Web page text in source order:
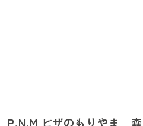
P.N.M ピザのもりやま